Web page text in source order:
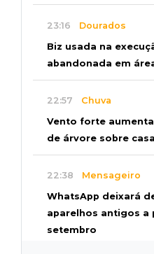
23:16 Dourados
Biz usada na
abandonada em
22:57 Chuva
Vento forte
de árvore sobre
22:38 Mensageiro
WhatsApp deixará
aparelhos antigos a
setembro